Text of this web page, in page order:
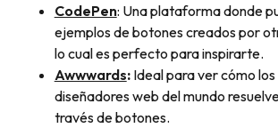
CodePen: Una plataforma donde
ejemplos de botones creados por
lo cual es perfecto para inspirarte.
Awwwards:Ideal para ver cómo
diseñadores web del mundo
través de botones.